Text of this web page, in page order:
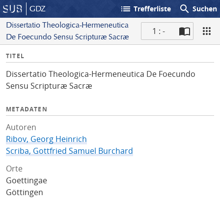
GDZ list Trefferliste search Suchen
Dissertatio Theologica-Hermeneutica
De Foecundo Sensu Scripturæ Sacræ
1 : -
I
f
o
TITEL
Dissertatio Theologica-Hermeneutica De Foecundo
Sensu Scripturæ Sacræ
METADATEN
Autoren
Ribov, Georg Heinrich
Scriba, Gottfried Samuel Burchard
Orte
Goettingae
Göttingen